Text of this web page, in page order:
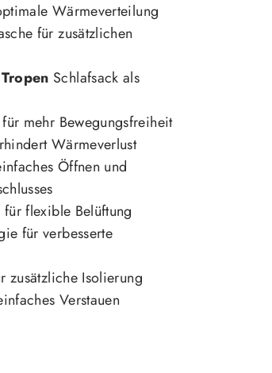
Wärmeverteilung
für zusätzlichen
Tropen Schlafsack als
mehr Bewegungsfreiheit
Wärmeverlust
Öffnen und
für flexible Belüftung
für verbesserte
zusätzliche Isolierung
Verstauen